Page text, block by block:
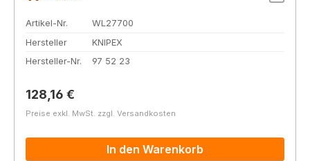
Artikel-Nr.
WL27700
Hersteller
KNIPEX
Hersteller-Nr.
97 52 23
Regulärer Preis:
128,16 €
Preise exkl. MwSt. zzgl. Versandkosten
In den Warenkorb